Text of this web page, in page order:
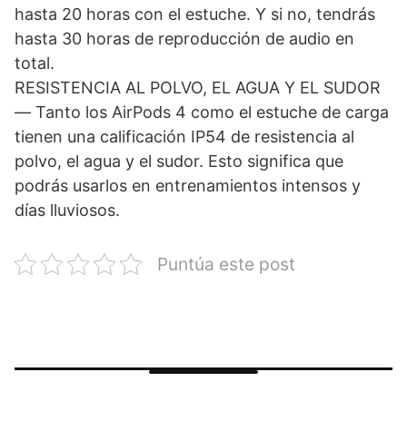
hasta 20 horas con el estuche. Y si no, tendrás
hasta 30 horas de reproducción de audio en
total.
RESISTENCIA AL POLVO, EL AGUA Y EL SUDOR
— Tanto los AirPods 4 como el estuche de carga
tienen una calificación IP54 de resistencia al
polvo, el agua y el sudor. Esto significa que
podrás usarlos en entrenamientos intensos y
días lluviosos.
Puntúa este post